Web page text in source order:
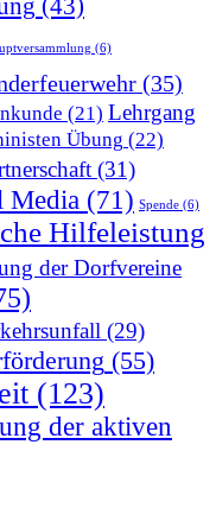
(43)
(6)
(35)
(21) Lehrgang
Übung (22)
(31)
Media (71) Spende (6)
Hilfeleistung
der Dorfvereine
(29)
(55)
(123)
der aktiven